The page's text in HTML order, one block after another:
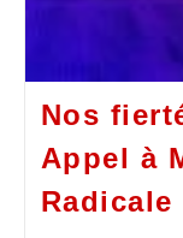
Nos
Appel à
Radicale